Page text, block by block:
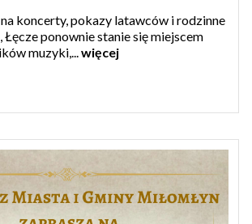
koncerty, pokazy latawców i rodzinne
ponownie stanie się miejscem
muzyki,... więcej